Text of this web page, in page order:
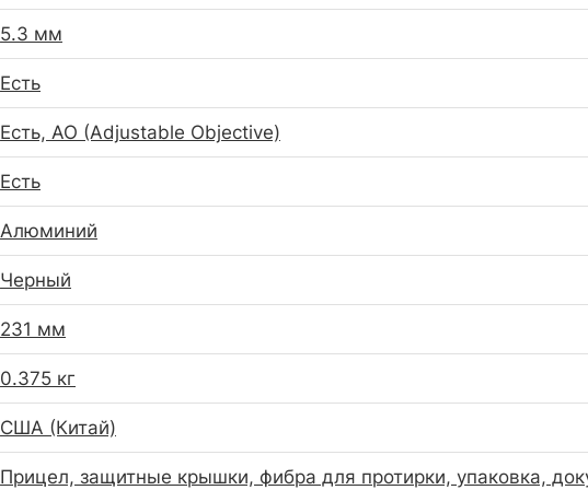
5.3 мм
Есть
Есть, AO (Adjustable Objective)
Есть
Алюминий
Черный
231 мм
0.375 кг
США (Китай)
Прицел, защитные крышки, фибра для протирки, упаковка,